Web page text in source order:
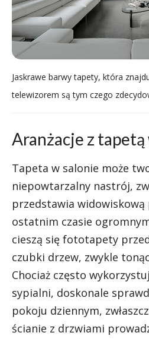
Jaskrawe barwy tapety, która
telewizorem są tym czego
Aranżacje z
Tapeta w salonie może
niepowtarzalny nastrój,
przedstawia widowiskową
ostatnim czasie
cieszą się fototapety
czubki drzew, zwykle
Chociaż często
sypialni, doskonale
pokoju dziennym,
ścianie z drzwiami